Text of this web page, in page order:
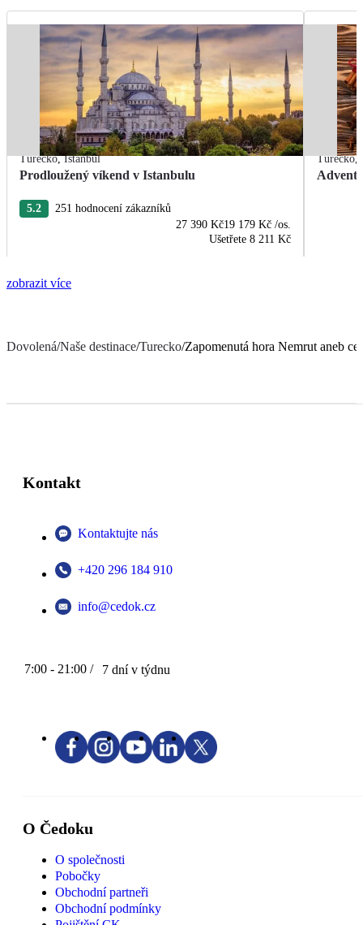
Turecko,Istanbul
Prodloužený víkend v Istanbulu
5.2
251 hodnocení zákazníků
27 390 Kč19 179 Kč /os.
Ušetřete 8 211 Kč
Turecko,
Advent
zobrazit více
Dovolená/Naše destinace/Turecko/Zapomenutá hora Nemrut aneb
Kontakt
Kontaktujte nás
+420 296 184 910
info@cedok.cz
7:00 - 21:00 / 7 dní v týdnu
O Čedoku
O společnosti
Pobočky
Obchodní partneři
Obchodní podmínky